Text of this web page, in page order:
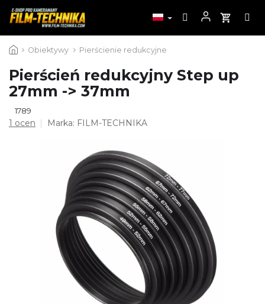
do
Obiektywy Pierścienie redukcyjne
Pierścień redukcyjny Step up
27mm -> 37mm
1789
Średnia
1 ocen Marka: FILM-TECHNIKA